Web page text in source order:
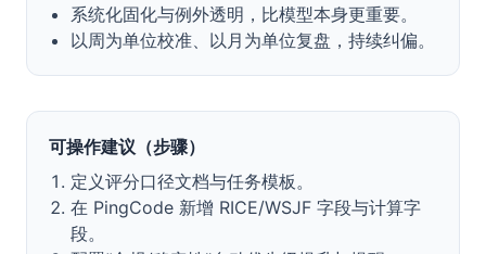
系统化固化与例外透明，比模型本身更重要。
以周为单位校准、以月为单位复盘，持续纠偏。
可操作建议（步骤）
定义评分口径文档与任务模板。
在 PingCode 新增 RICE/WSJF 字段与计算字
段。